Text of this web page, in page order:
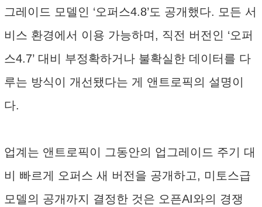
그레이드 모델인 ‘오퍼스4.8’도 공개했다. 모든 서
비스 환경에서 이용 가능하며, 직전 버전인 ‘오퍼
스4.7’ 대비 부정확하거나 불확실한 데이터를 다
루는 방식이 개선됐다는 게 앤트로픽의 설명이
다.
업계는 앤트로픽이 그동안의 업그레이드 주기 대
비 빠르게 오퍼스 새 버전을 공개하고, 미토스급
모델의 공개까지 결정한 것은 오픈AI와의 경쟁